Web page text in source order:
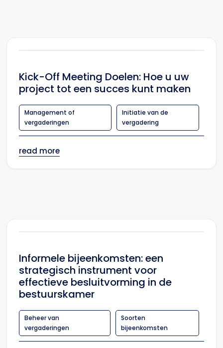
Kick-Off Meeting Doelen: Hoe u uw
project tot een succes kunt maken
Management of
vergaderingen
Initiatie van de
vergadering
read more
Informele bijeenkomsten: een
strategisch instrument voor
effectieve besluitvorming in de
bestuurskamer
Beheer van
vergaderingen
Soorten
bijeenkomsten